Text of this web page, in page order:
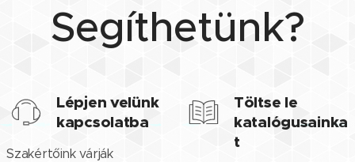
Segíthetünk?
Lépjen velünk
kapcsolatba
Szakértőink várják
Töltse le
katalógusainka
t